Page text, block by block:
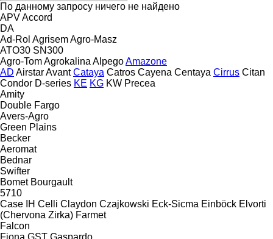
По данному запросу ничего не найдено
APVAccord
DA
Ad-Rol AgrisemAgro-Masz
ATO30 SN300
Agro-TomAgrokalina AlpegoAmazone
AD AirstarAvant Cataya Catros Cayena Centaya Cirrus Citan
Condor D-series KE KG KW Precea
Amity
Double Fargo
Avers-Agro
Green Plains
Becker
Aeromat
Bednar
Swifter
Bomet Bourgault
5710
Case IH Celli Claydon Czajkowski Eck-Sicma Einböck Elvorti
(Chervona Zirka) Farmet
Falcon
Fiona GST Gaspardo